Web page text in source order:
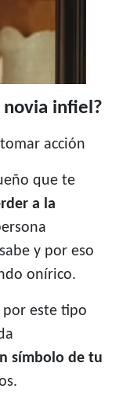
novia infiel?
acción
que te
a la
y por eso
onírico.
por este tipo
símbolo de tu